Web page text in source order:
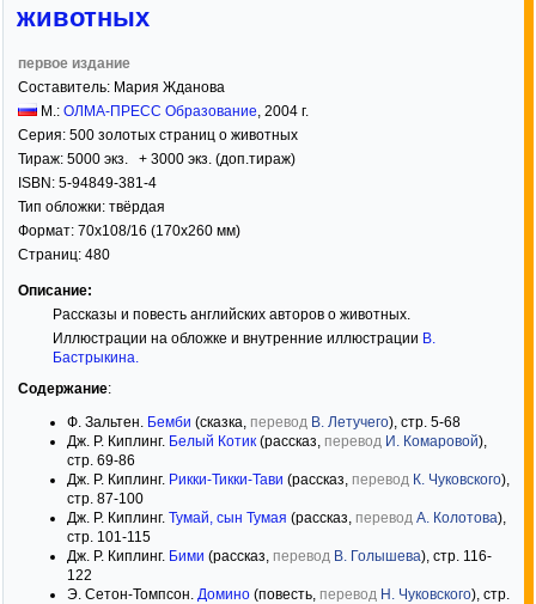
животных
первое издание
Составитель: Мария Жданова
М.: ОЛМА-ПРЕСС Образование, 2004 г.
Серия: 500 золотых страниц о животных
Тираж: 5000 экз. + 3000 экз. (доп.тираж)
ISBN: 5-94849-381-4
Тип обложки: твёрдая
Формат: 70x108/16 (170x260 мм)
Страниц: 480
Описание:
Рассказы и повесть английских авторов о животных.
Иллюстрации на обложке и внутренние иллюстрации В.
Бастрыкина.
Содержание:
Ф. Зальтен. Бемби (сказка, перевод В. Летучего), стр. 5-68
Дж. Р. Киплинг. Белый Котик (рассказ, перевод И. Комаровой),
стр. 69-86
Дж. Р. Киплинг. Рикки-Тикки-Тави (рассказ, перевод К. Чуковского),
стр. 87-100
Дж. Р. Киплинг. Тумай, сын Тумая (рассказ, перевод А. Колотова),
стр. 101-115
Дж. Р. Киплинг. Бими (рассказ, перевод В. Голышева), стр. 116-
122
Э. Сетон-Томпсон. Домино (повесть, перевод Н. Чуковского), стр.